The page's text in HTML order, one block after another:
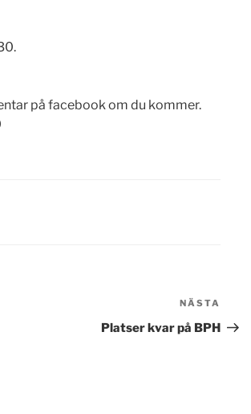
på facebook om du kommer.
inlägg
NÄSTA
Platser kvar på BPH